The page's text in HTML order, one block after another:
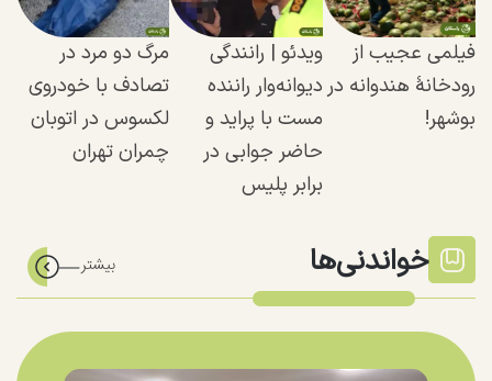
فیلمی عجیب از
رودخانهٔ هندوانه در
بوشهر!
ویدئو | رانندگی
دیوانه‌وار راننده
مست با پراید و
حاضر جوابی در
برابر پلیس
مرگ دو مرد در
تصادف با خودروی
لکسوس در اتوبان
چمران تهران
خواندنی‌ها